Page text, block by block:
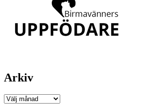
Arkiv
Arkiv